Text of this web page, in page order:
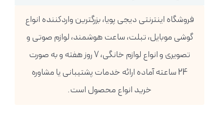
فروشگاه اینترنتی دیجی پویا، بزرگترین واردکننده انواع
گوشی موبایل، تبلت، ساعت هوشمند، لوازم صوتی و
تصویری و انواع لوازم خانگی، 7 روز هفته و به صورت
24 ساعته آماده ارائه خدمات پشتیبانی یا مشاوره
خرید انواع محصول است.